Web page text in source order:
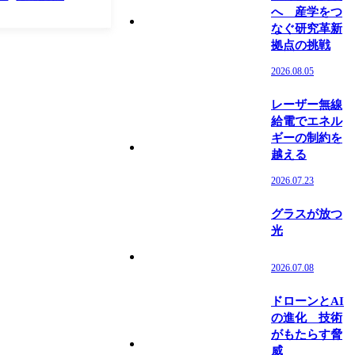
普及・拡大に伴う
へ 産学をつ
なぐ研究革新
拠点の挑戦
2026.08.05
レーザー無線
給電でエネル
ギーの制約を
越える
2026.07.23
グラスが放つ
光
2026.07.08
ドローンとAI
の進化 技術
がもたらす脅
威